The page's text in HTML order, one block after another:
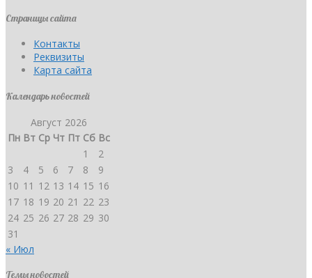
Страницы сайта
Контакты
Реквизиты
Карта сайта
Календарь новостей
Август 2026
Пн Вт Ср Чт Пт Сб Вс
1
2
3
4 5 6 7 8
9
10 11 12 13 14 15 16
17 18 19 20 21 22 23
24 25 26 27 28 29 30
31
« Июл
Темы новостей